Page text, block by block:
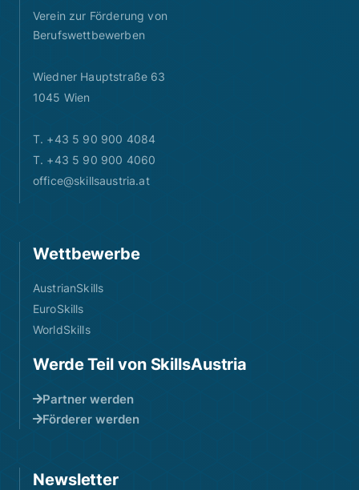
Verein zur Förderung von
Berufswettbewerben
Wiedner Hauptstraße 63
1045 Wien
T. +43 5 90 900 4084
T. +43 5 90 900 4060
office@skillsaustria.at
Wettbewerbe
AustrianSkills
EuroSkills
WorldSkills
Werde Teil von SkillsAustria
Partner werden
Förderer werden
Newsletter